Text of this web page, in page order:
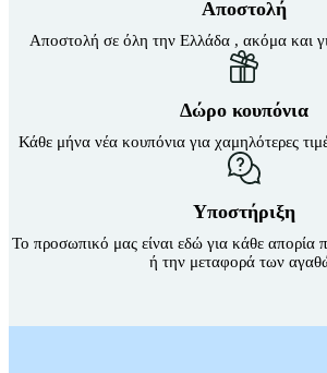
Καθίσματα Αιώρας
Κανάτες
Κιόσκια Κήπου
Κούνιες Παιδικές
Μαξιλάρι
Μαξιλάρι Υπνόσακου
Μαξιλάρια Αιώρας
Μπουκάλια
Σακίδια Πλάτης
Σάκοι Αδιάβροχοι
Σκηνές 2-3 Ατόμων
Σκηνές 3-4 Ατόμων
Σκηνές 6-7 Ατόμων
Αποστολή
Αποστολή σε όλη την Ελλάδα , ακόμα και
Δώρο κουπόνια
Κάθε μήνα νέα κουπόνια για χαμηλότερες
Υποστήριξη
Το προσωπικό μας είναι εδώ για κάθε
ή την μεταφορά των